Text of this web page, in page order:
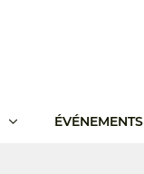
ÉVÉNEMENTS